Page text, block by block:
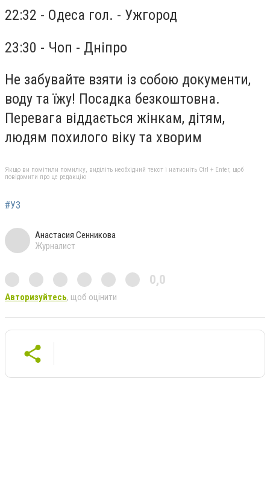
22:32 - Одеса гол. - Ужгород
23:30 - Чоп - Дніпро
Не забувайте взяти із собою документи,
воду та їжу! Посадка безкоштовна.
Перевага віддається жінкам, дітям,
людям похилого віку та хворим
Якщо ви помітили помилку, виділіть необхідний текст і натисніть Ctrl + Enter, щоб
повідомити про це редакцію
#УЗ
Анастасия Сенникова
Журналист
0,0
Авторизуйтесь, щоб оцінити